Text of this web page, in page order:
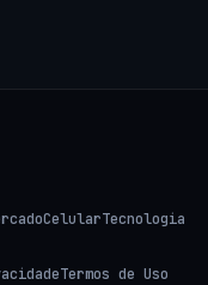
CelularTecnologia
Termos de Uso